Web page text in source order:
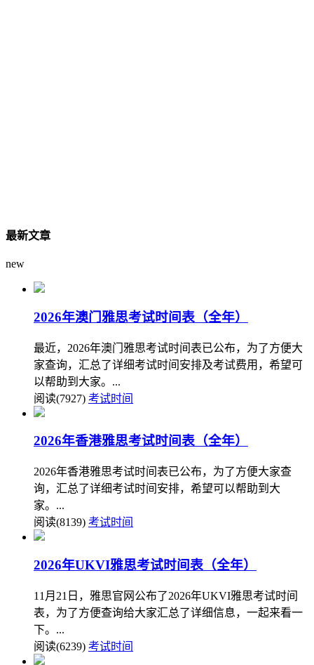
最新文章
new
2026年澳门雅思考试时间表（全年）
最近，2026年澳门雅思考试时间表已公布，为了方便大
家查询，汇总了详细考试时间安排及考试费用，希望可
以帮助到大家。...
阅读(7927) 考试时间
2026年香港雅思考试时间表（全年）
2026年香港雅思考试时间表已公布，为了方便大家查
询，汇总了详细考试时间安排，希望可以帮助到大
家。...
阅读(8139) 考试时间
2026年UKVI雅思考试时间表（全年）
11月21日，雅思官网公布了2026年UKVI雅思考试时间
表，为了方便查询给大家汇总了详细信息，一起来看一
下。...
阅读(6239) 考试时间